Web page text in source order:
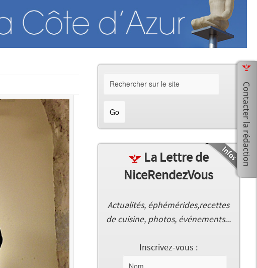
La Lettre de
NiceRendezVous
Actualités, éphémérides,recettes
de cuisine, photos, événements...
Inscrivez-vous :